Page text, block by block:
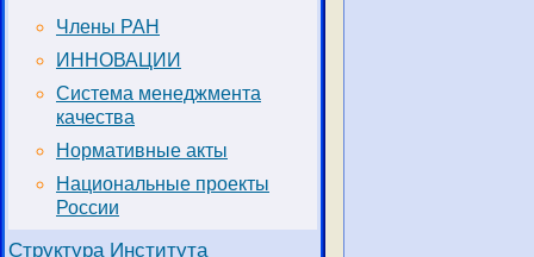
Члены РАН
ИННОВАЦИИ
Система менеджмента
качества
Нормативные акты
Национальные проекты
России
Структура Института